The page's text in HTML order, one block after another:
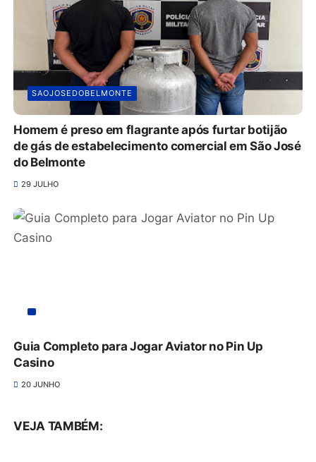
SAOJOSEDOBELMONTE
Homem é preso em flagrante após furtar botijão
de gás de estabelecimento comercial em São José
do Belmonte
29 JULHO
Guia Completo para Jogar Aviator no Pin Up
Casino
20 JUNHO
VEJA TAMBÉM: